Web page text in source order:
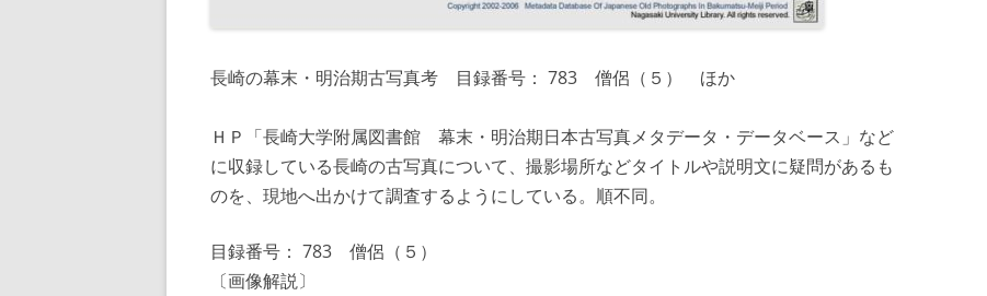
長崎の幕末・明治期古写真考 目録番号： 783 僧侶（５） ほか
ＨＰ「長崎大学附属図書館 幕末・明治期日本古写真メタデータ・データベース」など
に収録している長崎の古写真について、撮影場所などタイトルや説明文に疑問があるも
のを、現地へ出かけて調査するようにしている。順不同。
目録番号： 783 僧侶（５）
〔画像解説〕